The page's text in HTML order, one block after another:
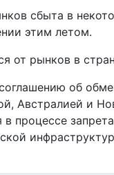
сбыта в
этим летом.
от рынков в
соглашению об
Австралией и
в процессе